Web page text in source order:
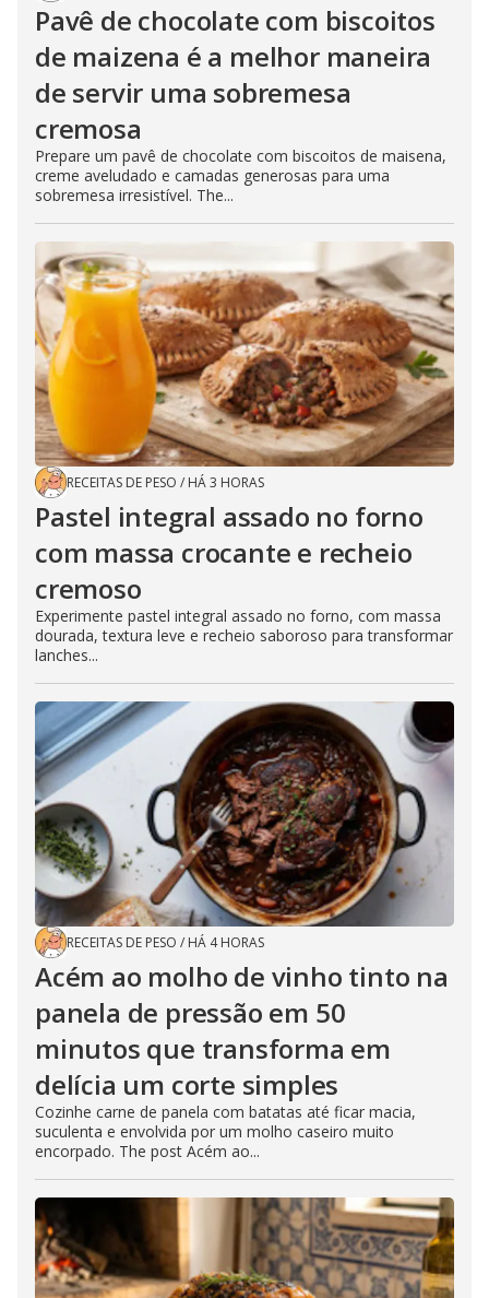
Pavê de chocolate com biscoitos
de maizena é a melhor maneira
de servir uma sobremesa
cremosa
Prepare um pavê de chocolate com biscoitos de maisena,
creme aveludado e camadas generosas para uma
sobremesa irresistível. The...
RECEITAS DE PESO / HÁ 3 HORAS
Pastel integral assado no forno
com massa crocante e recheio
cremoso
Experimente pastel integral assado no forno, com massa
dourada, textura leve e recheio saboroso para transformar
lanches...
RECEITAS DE PESO / HÁ 4 HORAS
Acém ao molho de vinho tinto na
panela de pressão em 50
minutos que transforma em
delícia um corte simples
Cozinhe carne de panela com batatas até ficar macia,
suculenta e envolvida por um molho caseiro muito
encorpado. The post Acém ao...